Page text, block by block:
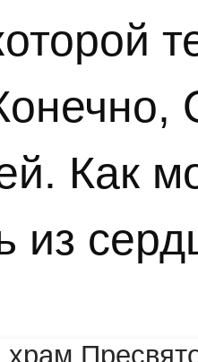
Как
из